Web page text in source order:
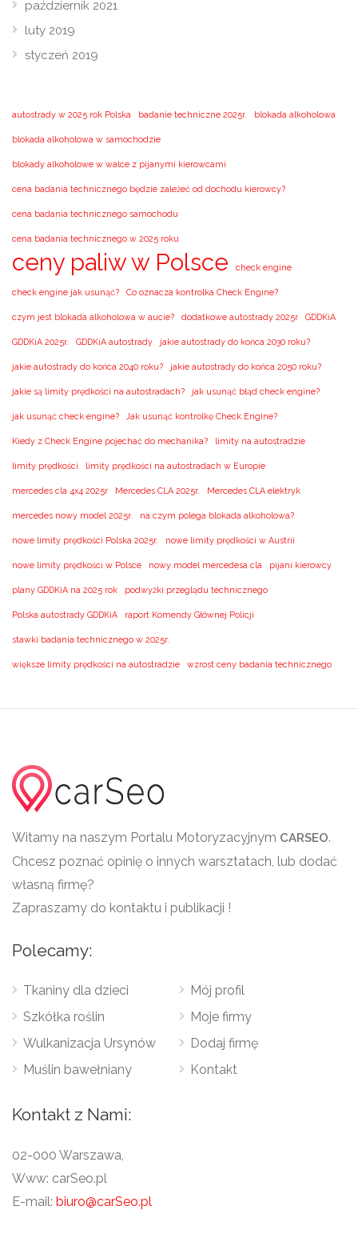
październik 2021
luty 2019
styczeń 2019
autostrady w 2025 rok Polska badanie techniczne 2025r. blokada alkoholowa
blokada alkoholowa w samochodzie
blokady alkoholowe w walce z pijanymi kierowcami
cena badania technicznego będzie zależeć od dochodu kierowcy?
cena badania technicznego samochodu
cena badania technicznego w 2025 roku
ceny paliw w Polsce check engine
check engine jak usunąć? Co oznacza kontrolka Check Engine?
czym jest blokada alkoholowa w aucie? dodatkowe autostrady 2025r GDDKiA
GDDKiA 2025r. GDDKiA autostrady jakie autostrady do końca 2030 roku?
jakie autostrady do końca 2040 roku? jakie autostrady do końca 2050 roku?
jakie są limity prędkości na autostradach? jak usunąć błąd check engine?
jak usunąć check engine? Jak usunąć kontrolkę Check Engine?
Kiedy z Check Engine pojechać do mechanika? limity na autostradzie
limity prędkości limity prędkości na autostradach w Europie
mercedes cla 4x4 2025r Mercedes CLA 2025r. Mercedes CLA elektryk
mercedes nowy model 2025r. na czym polega blokada alkoholowa?
nowe limity prędkości Polska 2025r. nowe limity prędkości w Austrii
nowe limity prędkości w Polsce nowy model mercedesa cla pijani kierowcy
plany GDDKiA na 2025 rok podwyżki przeglądu technicznego
Polska autostrady GDDKiA raport Komendy Głównej Policji
stawki badania technicznego w 2025r.
większe limity prędkości na autostradzie wzrost ceny badania technicznego
Witamy na naszym Portalu Motoryzacyjnym CARSEO.
Chcesz poznać opinię o innych warsztatach, lub dodać
własną firmę?
Zapraszamy do kontaktu i publikacji !
Polecamy:
Tkaniny dla dzieci
Szkółka roślin
Wulkanizacja Ursynów
Muślin bawełniany
Mój profil
Moje firmy
Dodaj firmę
Kontakt
Kontakt z Nami:
02-000 Warszawa,
Www: carSeo.pl
E-mail: biuro@carSeo.pl